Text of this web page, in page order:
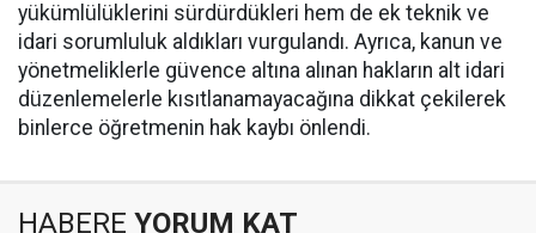
yükümlülüklerini sürdürdükleri hem de ek teknik ve
idari sorumluluk aldıkları vurgulandı. Ayrıca, kanun ve
yönetmeliklerle güvence altına alınan hakların alt idari
düzenlemelerle kısıtlanamayacağına dikkat çekilerek
binlerce öğretmenin hak kaybı önlendi.
HABERE YORUM KAT